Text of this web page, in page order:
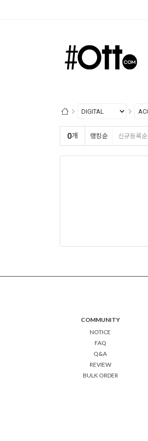
0개 랭킹순 신규등록순
COMMUNITY
NOTICE
FAQ
Q&A
REVIEW
BULK ORDER